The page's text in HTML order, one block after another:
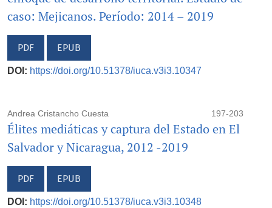
caso: Mejicanos. Período: 2014 – 2019
PDF EPUB
DOI: https://doi.org/10.51378/iuca.v3i3.10347
Andrea Cristancho Cuesta 197-203
Élites mediáticas y captura del Estado en El
Salvador y Nicaragua, 2012 -2019
PDF EPUB
DOI: https://doi.org/10.51378/iuca.v3i3.10348